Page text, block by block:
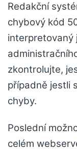
Redakční
chybový kód
interpretovaný
zkontrolujte,
případně jestli
chyby.
Poslední
celém